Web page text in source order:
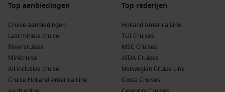
Top aanbiedingen
Cruise aanbiedingen
Last minute cruise
Riviercruises
Minicruise
All inclusive cruise
Cruise Holland America Line
Top rederijen
Holland America Line
TUI Cruises
MSC Cruises
AIDA Cruises
Norwegian Cruise Line
Costa Cruises